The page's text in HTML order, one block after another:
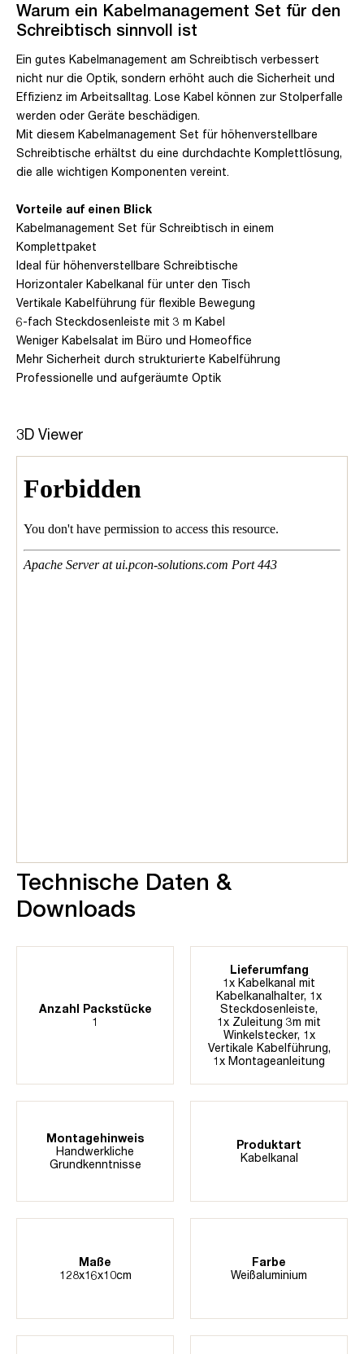
Warum ein Kabelmanagement Set für den
Schreibtisch sinnvoll ist
Ein gutes Kabelmanagement am Schreibtisch verbessert
nicht nur die Optik, sondern erhöht auch die Sicherheit und
Effizienz im Arbeitsalltag. Lose Kabel können zur Stolperfalle
werden oder Geräte beschädigen.
Mit diesem Kabelmanagement Set für höhenverstellbare
Schreibtische erhältst du eine durchdachte Komplettlösung,
die alle wichtigen Komponenten vereint.
Vorteile auf einen Blick
Kabelmanagement Set für Schreibtisch in einem
Komplettpaket
Ideal für höhenverstellbare Schreibtische
Horizontaler Kabelkanal für unter den Tisch
Vertikale Kabelführung für flexible Bewegung
6-fach Steckdosenleiste mit 3 m Kabel
Weniger Kabelsalat im Büro und Homeoffice
Mehr Sicherheit durch strukturierte Kabelführung
Professionelle und aufgeräumte Optik
3D Viewer
Technische Daten &
Downloads
Anzahl Packstücke
1
Lieferumfang
1x Kabelkanal mit
Kabelkanalhalter, 1x
Steckdosenleiste,
1x Zuleitung 3m mit
Winkelstecker, 1x
Vertikale Kabelführung,
1x Montageanleitung
Montagehinweis
Handwerkliche
Grundkenntnisse
Produktart
Kabelkanal
Maße
128x16x10cm
Farbe
Weißaluminium